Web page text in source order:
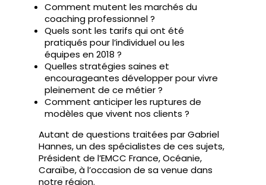
Comment mutent les marchés du
coaching professionnel ?
Quels sont les tarifs qui ont été
pratiqués pour l’individuel ou les
équipes en 2018 ?
Quelles stratégies saines et
encourageantes développer pour vivre
pleinement de ce métier ?
Comment anticiper les ruptures de
modèles que vivent nos clients ?
Autant de questions traitées par Gabriel
Hannes, un des spécialistes de ces sujets,
Président de l’EMCC France, Océanie,
Caraïbe, à l’occasion de sa venue dans
notre région.